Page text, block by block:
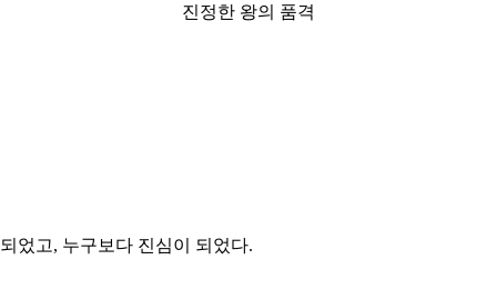
진정한 왕의 품격
었고, 누구보다 진심이 되었다.